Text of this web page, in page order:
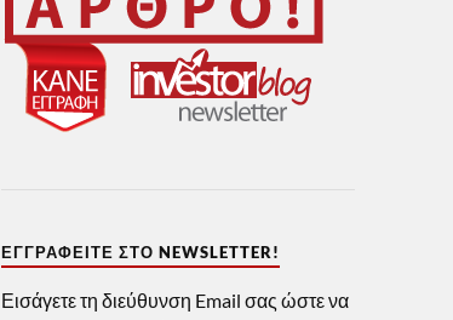
ΕΓΓΡΑΦΕΊΤΕ ΣΤΟ NEWSLETTER!
Εισάγετε τη διεύθυνση Email σας ώστε να